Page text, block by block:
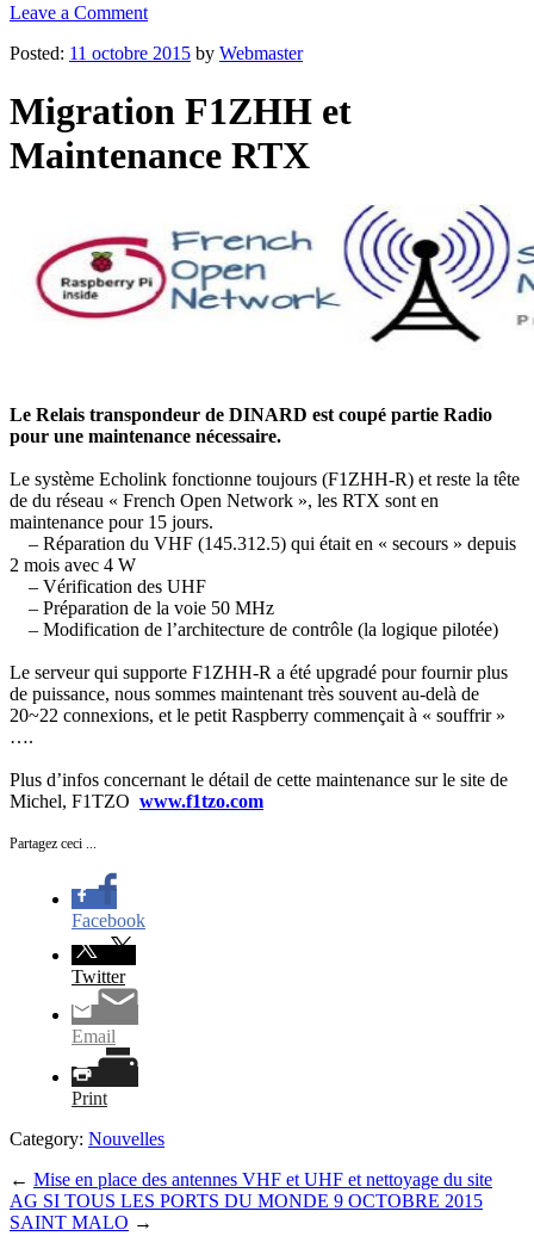
Leave a Comment
Posted: 11 octobre 2015 by Webmaster
Migration F1ZHH et
Maintenance RTX
Le Relais transpondeur de DINARD est coupé partie Radio
pour une maintenance nécessaire.
Le système Echolink fonctionne toujours (F1ZHH-R) et reste la tête
de du réseau « French Open Network », les RTX sont en
maintenance pour 15 jours.
– Réparation du VHF (145.312.5) qui était en « secours » depuis
2 mois avec 4 W
– Vérification des UHF
– Préparation de la voie 50 MHz
– Modification de l’architecture de contrôle (la logique pilotée)
Le serveur qui supporte F1ZHH-R a été upgradé pour fournir plus
de puissance, nous sommes maintenant très souvent au-delà de
20~22 connexions, et le petit Raspberry commençait à « souffrir »
….
Plus d’infos concernant le détail de cette maintenance sur le site de
Michel, F1TZO www.f1tzo.com
Partagez ceci ...
Facebook
Twitter
Email
Print
Category: Nouvelles
← Mise en place des antennes VHF et UHF et nettoyage du site
AG SI TOUS LES PORTS DU MONDE 9 OCTOBRE 2015
SAINT MALO →